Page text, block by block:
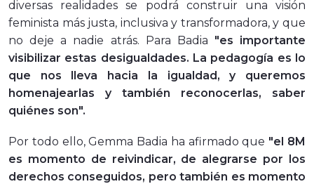
diversas realidades se podrá construir una visión
feminista más justa, inclusiva y transformadora, y que
no deje a nadie atrás. Para Badia "es importante
visibilizar estas desigualdades. La pedagogía es lo
que nos lleva hacia la igualdad, y queremos
homenajearlas y también reconocerlas, saber
quiénes son".
Por todo ello, Gemma Badia ha afirmado que "el 8M
es momento de reivindicar, de alegrarse por los
derechos conseguidos, pero también es momento